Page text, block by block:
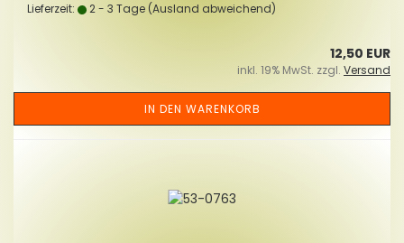
Lieferzeit: 2 - 3 Tage (Ausland abweichend)
12,50 EUR
inkl. 19% MwSt. zzgl. Versand
IN DEN WARENKORB